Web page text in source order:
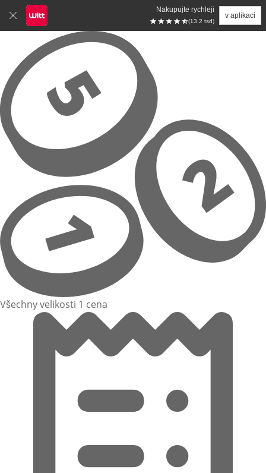
Nakupujte rychleji
(13.2 tsd)
v aplikaci
Přeskočit na hlavní obsah
Všechny velikosti 1 cena